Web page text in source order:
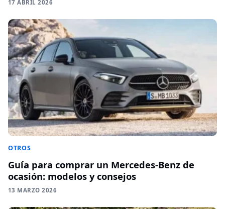
17 ABRIL 2026
OTROS
Guía para comprar un Mercedes-Benz de
ocasión: modelos y consejos
13 MARZO 2026